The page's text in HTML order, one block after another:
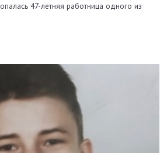
47-летняя работница одного из